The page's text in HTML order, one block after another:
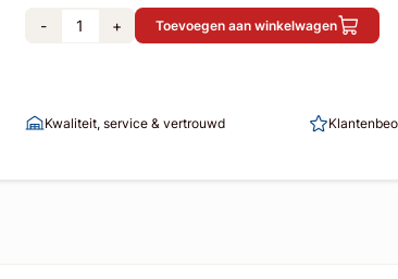
- + Toevoegen aan winkelwagen
Kwaliteit, service & vertrouwd